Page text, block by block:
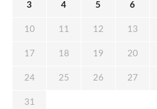
3 4 5 6
10 11 12 13
17 18 19 20
24 25 26 27
31